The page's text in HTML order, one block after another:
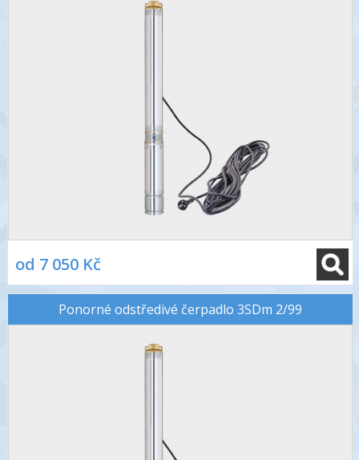
od 7 050 Kč
Ponorné odstředivé čerpadlo 3SDm 2/99